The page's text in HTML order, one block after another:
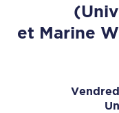
et Marine